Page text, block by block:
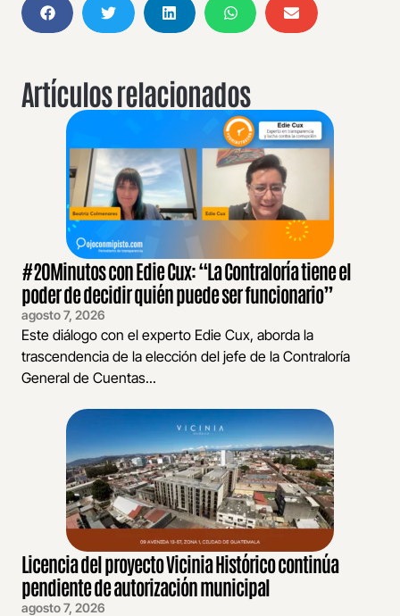
Artículos relacionados
#20Minutos con Edie Cux: “La Contraloría tiene el
poder de decidir quién puede ser funcionario”
agosto 7, 2026
Este diálogo con el experto Edie Cux, aborda la
trascendencia de la elección del jefe de la Contraloría
General de Cuentas...
Licencia del proyecto Vicinia Histórico continúa
pendiente de autorización municipal
agosto 7, 2026